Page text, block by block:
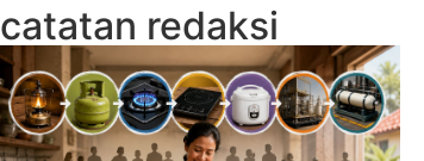
catatan redaksi